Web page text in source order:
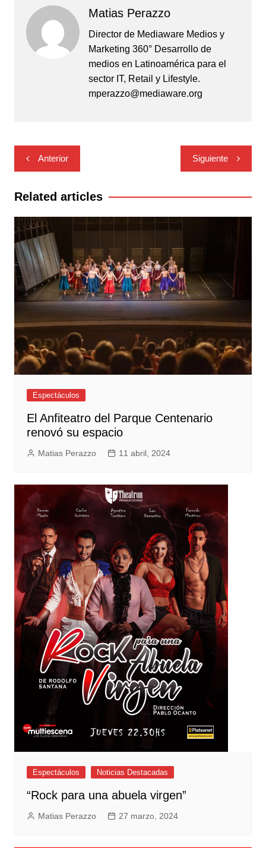
Matias Perazzo
Director de Mediaware Medios y
Marketing 360° Desarrollo de
medios en Latinoamérica para el
sector IT, Retail y Lifestyle.
mperazzo@mediaware.org
Navegación
de
entradas
Anterior Siguiente
Related articles
Espectáculos
El Anfiteatro del Parque Centenario
renovó su espacio
Matias Perazzo 11 abril, 2024
Espectáculos Noticias Destacadas
“Rock para una abuela virgen”
Matias Perazzo 27 marzo, 2024